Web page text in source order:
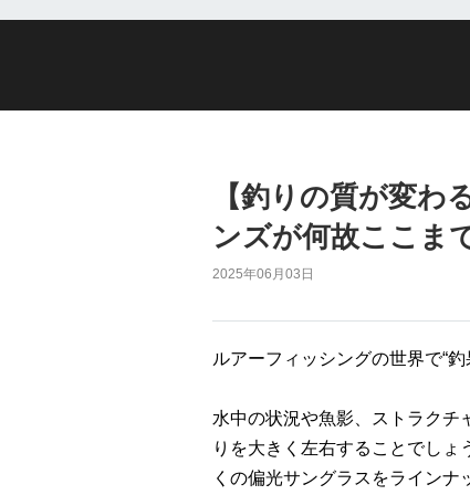
【釣りの質が変わ
ンズが何故ここま
2025年06月03日
ルアーフィッシングの世界で“
水中の状況や魚影、ストラクチ
りを大きく左右することでし
くの偏光サングラスをラインナ